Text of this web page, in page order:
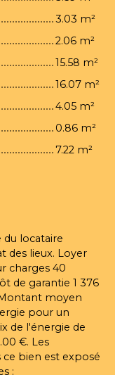
3.03 m²
2.06 m²
15.58 m²
16.07 m²
4.05 m²
0.86 m²
7.22 m²
du locataire
des lieux. Loyer
charges 40
de garantie 1 376
moyen
pour un
de l'énergie de
€. Les
ce bien est exposé
: